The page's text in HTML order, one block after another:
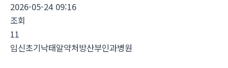
2026-05-24 09:16
조회
11
임신초기낙태알약처방산부인과병원